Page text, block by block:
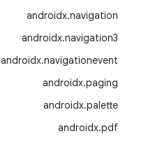
androidx.navigation
androidx.navigation3
androidx.navigationevent
androidx.paging
androidx.palette
androidx.pdf